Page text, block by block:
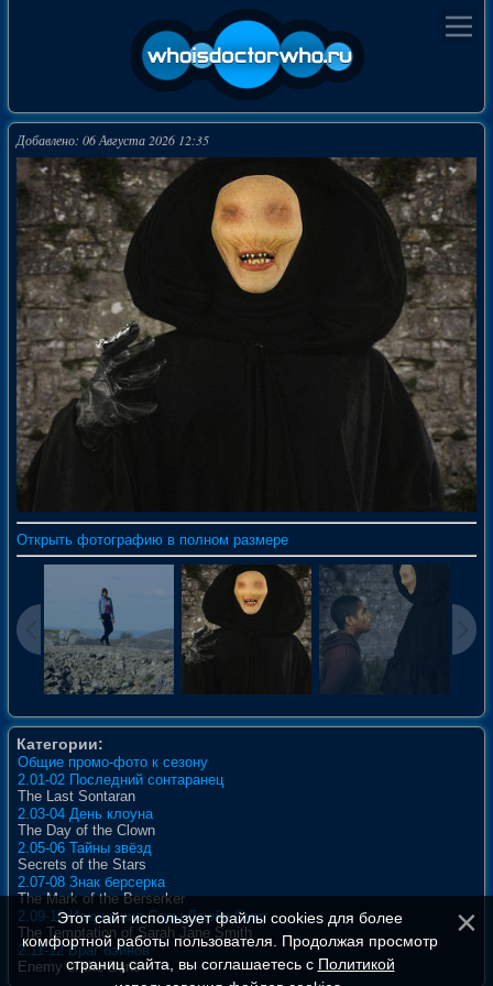
Добавлено: 06 Августа 2026 12:35
Открыть фотографию в полном размере
Категории:
Общие промо-фото к сезону
2.01-02 Последний сонтаранец
The Last Sontaran
2.03-04 День клоуна
The Day of the Clown
2.05-06 Тайны звёзд
Secrets of the Stars
2.07-08 Знак берсерка
The Mark of the Berserker
2.09-10 Искушение Сары Джейн Смит
The Temptation of Sarah Jane Smith
2.11-12 Враг бэйнов
Enemy of the Bane
Этот сайт использует файлы cookies для более
комфортной работы пользователя. Продолжая просмотр
страниц сайта, вы соглашаетесь с Политикой